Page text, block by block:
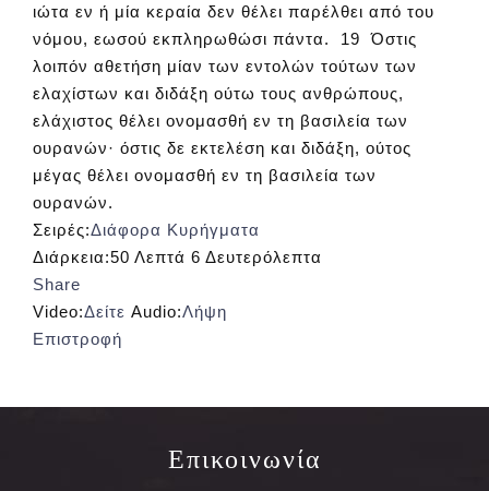
ιώτα εν ή μία κεραία δεν θέλει παρέλθει από του
νόμου, εωσού εκπληρωθώσι πάντα. 19 Όστις
λοιπόν αθετήση μίαν των εντολών τούτων των
ελαχίστων και διδάξη ούτω τους ανθρώπους,
ελάχιστος θέλει ονομασθή εν τη βασιλεία των
ουρανών· όστις δε εκτελέση και διδάξη, ούτος
μέγας θέλει ονομασθή εν τη βασιλεία των
ουρανών.
Σειρές:Διάφορα Κυρήγματα
Διάρκεια:50 Λεπτά 6 Δευτερόλεπτα
Share
Video:Δείτε Audio:Λήψη
Επιστροφή
Επικοινωνία